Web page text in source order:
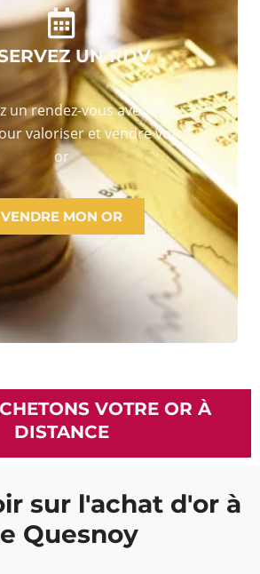
UN RDV
un rendez-vous avec nos
valoriser et vendre votre
or
VENDRE MON OR
VOTRE OR À
DISTANCE
sur l'achat d'or à
Quesnoy